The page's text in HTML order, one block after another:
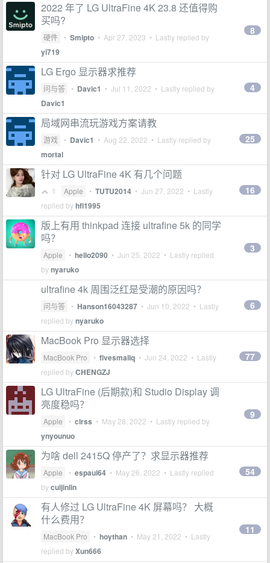
2022 年了 LG UltraFine 4K 23.8 还值得购
买吗?
硬件 • Smipto • Apr 27, 2023 • Lastly replied by
yi719
8
LG Ergo 显示器求推荐
问与答 • Davic1 • Jul 11, 2022 • Lastly replied by
Davic1
4
局域网串流玩游戏方案请教
游戏 • Davic1 • Aug 22, 2022 • Lastly replied by
mortal
25
针对 LG UltraFine 4K 有几个问题
1 Apple • TUTU2014 • Jun 27, 2022 • Lastly
replied byhfl1995
16
版上有用 thinkpad 连接 ultrafine 5k 的同学
吗？
Apple • hello2090 • Jun 25, 2022 • Lastly replied
bynyaruko
3
ultrafine 4k 周围泛红是受潮的原因吗？
问与答 • Hanson16043287 • Jun 10, 2022 • Lastly
replied bynyaruko
6
MacBook Pro 显示器选择
MacBook Pro • fivesmallq • Jun 24, 2022 • Lastly
replied byCHENGZJ
77
LG UltraFine (后期款)和 Studio Display 调
亮度稳吗？
Apple • clrss • May 28, 2022 • Lastly replied by
ynyounuo
9
为啥 dell 2415Q 停产了？求显示器推荐
Apple • espaul64 • May 26, 2022 • Lastly replied
bycuijinlin
54
有人修过 LG UltraFine 4K 屏幕吗？ 大概
什么费用？
MacBook Pro • hoythan • May 21, 2022 • Lastly
replied byXun666
11